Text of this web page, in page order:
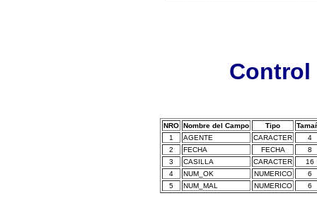
Control
NRO Nombre del Campo Tipo
1
AGENTE CARACTER
4
2
FECHA FECHA
8
3
CASILLA CARACTER
16
4
NUM_OK NUMERICO
6
5
NUM_MAL NUMERICO 6